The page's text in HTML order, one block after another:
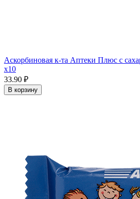
Аскорбиновая к-та Аптеки Плюс с
x10
33.90 ₽
В корзину